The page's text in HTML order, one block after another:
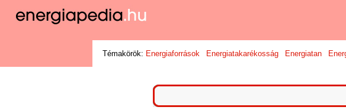
Témakörök: Energiaforrások Energiatakarékosság Energiatan